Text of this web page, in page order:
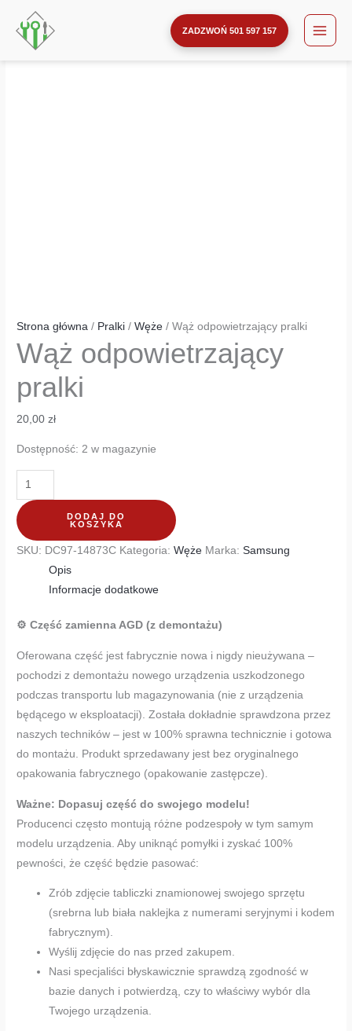
Przejdź
ZADZWOŃ 501 597 157
Strona główna / Pralki /Węże / Wąż odpowietrzający pralki
Wąż odpowietrzający
pralki
20,00zł
Dostępność: 2 w magazynie
ilość
Wąż
odpowietrzający
DODAJ DO
KOSZYKA
SKU: DC97-14873C Kategoria:Węże Marka:Samsung
Opis
Informacje dodatkowe
⚙️ Część zamienna AGD (z demontażu)
Oferowana część jest fabrycznie nowa i nigdy nieużywana –
pochodzi z demontażu nowego urządzenia uszkodzonego
podczas transportu lub magazynowania (nie z urządzenia
będącego w eksploatacji). Została dokładnie sprawdzona przez
naszych techników – jest w 100% sprawna technicznie i gotowa
do montażu. Produkt sprzedawany jest bez oryginalnego
opakowania fabrycznego (opakowanie zastępcze).
Ważne: Dopasuj część do swojego modelu!
Producenci często montują różne podzespoły w tym samym
modelu urządzenia. Aby uniknąć pomyłki i zyskać 100%
pewności, że część będzie pasować:
Zrób zdjęcie tabliczki znamionowej swojego sprzętu
(srebrna lub biała naklejka z numerami seryjnymi i kodem
fabrycznym).
Wyślij zdjęcie do nas przed zakupem.
Nasi specjaliści błyskawicznie sprawdzą zgodność w
bazie danych i potwierdzą, czy to właściwy wybór dla
Twojego urządzenia.
pralki